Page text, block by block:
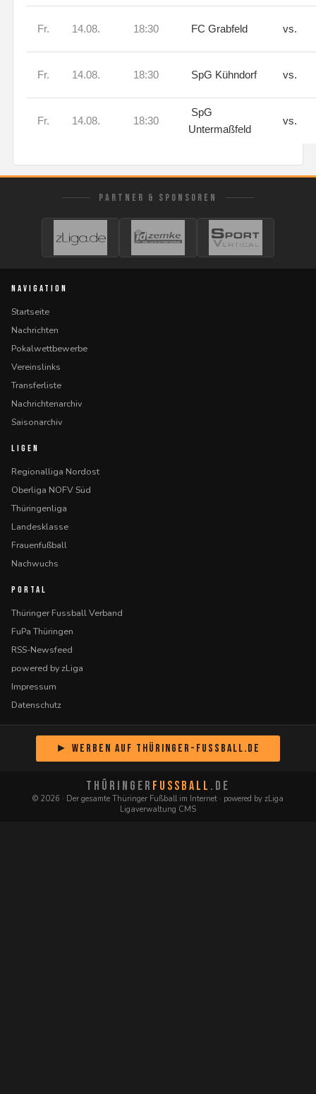
Fr. 14.08. 18:30 FC Grabfeld vs.
Fr. 14.08. 18:30 SpG Kühndorf vs.
Fr. 14.08. 18:30
SpG
Untermaßfeld
vs.
PARTNER & SPONSOREN
NAVIGATION
Startseite
Nachrichten
Pokalwettbewerbe
Vereinslinks
Transferliste
Nachrichtenarchiv
Saisonarchiv
LIGEN
Regionalliga Nordost
Oberliga NOFV Süd
Thüringenliga
Landesklasse
Frauenfußball
Nachwuchs
PORTAL
Thüringer Fussball Verband
FuPa Thüringen
RSS-Newsfeed
powered by zLiga
Impressum
Datenschutz
► Werben auf Thüringer-Fussball.de
THÜRINGER FUSSBALL .DE
© 2026 · Der gesamte Thüringer Fußball im Internet · powered by zLiga
Ligaverwaltung CMS